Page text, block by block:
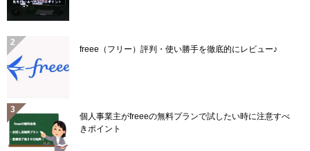
freee（フリー）評判・使い勝手を徹底的にレビュー♪
個人事業主がfreeeの無料プランで試したい時に注意すべ
きポイント